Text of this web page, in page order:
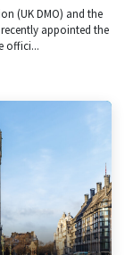
(UK DMO) and the
recently appointed the
offici...